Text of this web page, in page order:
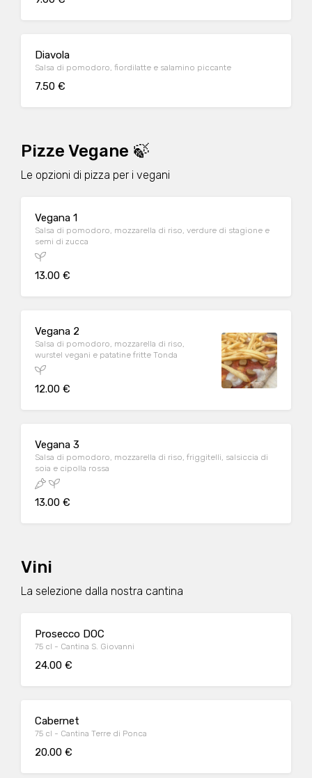
Diavola
Salsa di pomodoro, fiordilatte e salamino piccante
7.50 €
Pizze Vegane 🍃
Le opzioni di pizza per i vegani
Vegana 1
Salsa di pomodoro, mozzarella di riso, verdure di stagione e
semi di zucca
13.00 €
Vegana 2
Salsa di pomodoro, mozzarella di riso,
wurstel vegani e patatine fritte Tonda
12.00 €
Vegana 3
Salsa di pomodoro, mozzarella di riso, friggitelli, salsiccia di
soia e cipolla rossa
13.00 €
Vini
La selezione dalla nostra cantina
Prosecco DOC
75 cl - Cantina S. Giovanni
24.00 €
Cabernet
75 cl - Cantina Terre di Ponca
20.00 €